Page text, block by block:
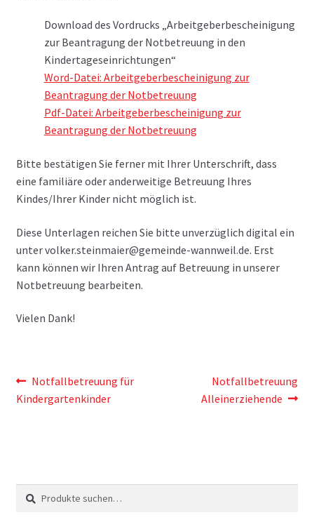
Download des Vordrucks „Arbeitgeberbescheinigung
zur Beantragung der Notbetreuung in den
Kindertageseinrichtungen“
Word-Datei: Arbeitgeberbescheinigung zur
Beantragung der Notbetreuung
Pdf-Datei: Arbeitgeberbescheinigung zur
Beantragung der Notbetreuung
Bitte bestätigen Sie ferner mit Ihrer Unterschrift, dass
eine familiäre oder anderweitige Betreuung Ihres
Kindes/Ihrer Kinder nicht möglich ist.
Diese Unterlagen reichen Sie bitte unverzüglich digital ein
unter volker.steinmaier@gemeinde-wannweil.de. Erst
kann können wir Ihren Antrag auf Betreuung in unserer
Notbetreuung bearbeiten.
Vielen Dank!
Beitragsnavigation
Vorheriger
Beitrag:
Notfallbetreuung für
Kindergartenkinder
Nächster
Beitrag:
Notfallbetreuung
Alleinerziehende
Suche
nach:
Suche